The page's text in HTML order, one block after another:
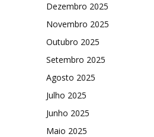
Dezembro 2025
Novembro 2025
Outubro 2025
Setembro 2025
Agosto 2025
Julho 2025
Junho 2025
Maio 2025